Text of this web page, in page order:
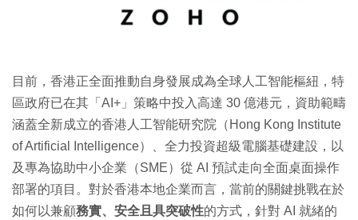
目前，香港正全面推動自身發展成為全球人工智能樞紐，特
區政府已在其「AI+」策略中投入高達 30 億港元，資助範疇
涵蓋全新成立的香港人工智能研究院（Hong Kong Institute
of Artificial Intelligence）、全力投資超級電腦基礎建設，以
及專為協助中小企業（SME）從 AI 預試走向全面桌面操作
部署的項目。對於香港本地企業而言，當前的關鍵挑戰在於
如何以兼顧務實、安全且具突破性的方式，針對 AI 就緒的